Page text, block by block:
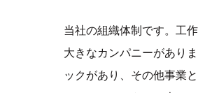
当社の組織体制です。工
大きなカンパニーがあり
ックがあり、その他事業